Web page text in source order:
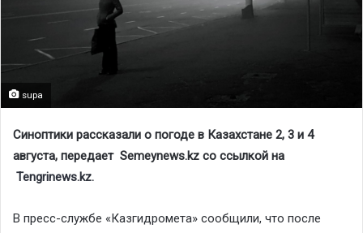
supa
Синоптики рассказали о погоде в Казахстане 2, 3 и 4
августа, передает Semeynews.kz со ссылкой на
Tengrinews.kz.
В пресс-службе «Казгидромета» сообщили, что после